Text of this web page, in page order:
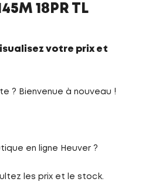
18PR TL
votre prix et
? Bienvenue à nouveau !
en ligne Heuver ?
les prix et le stock.